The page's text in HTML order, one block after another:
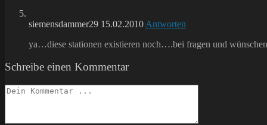
siemensdammer29 15.02.2010 Antworten
ya…diese stationen existieren noch….bei fragen und
Schreibe einen Kommentar
Kommentieren